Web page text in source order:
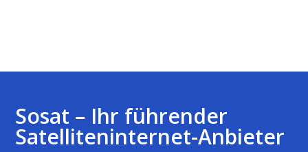
Sosat – Ihr führender
Satelliteninternet-Anbieter